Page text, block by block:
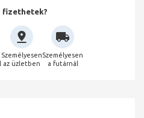
fizethetek?
Személyesen
az üzletben
Személyesen
a futárnál